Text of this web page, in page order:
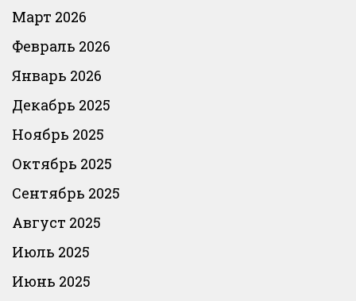
Март 2026
Февраль 2026
Январь 2026
Декабрь 2025
Ноябрь 2025
Октябрь 2025
Сентябрь 2025
Август 2025
Июль 2025
Июнь 2025